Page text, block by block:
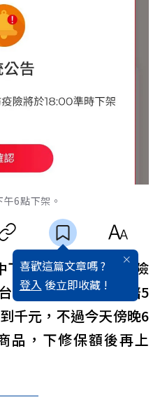
6點下架。
喜歡這篇文章嗎 ?
登入 後立即收藏 !
下旬將到期，和泰產險
幣10萬元、確診再賠5
千元，不過今天傍晚6
品，下修保額後再上